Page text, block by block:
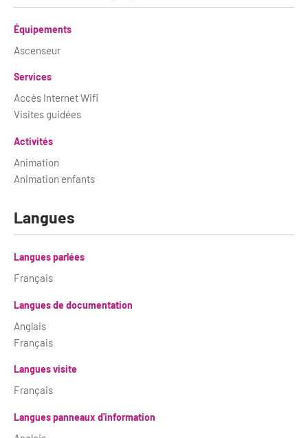
Équipements
Ascenseur
Services
Accès Internet Wifi
Visites guidées
Activités
Animation
Animation enfants
Langues
Langues parlées
Français
Langues de documentation
Anglais
Français
Langues visite
Français
Langues panneaux d'information